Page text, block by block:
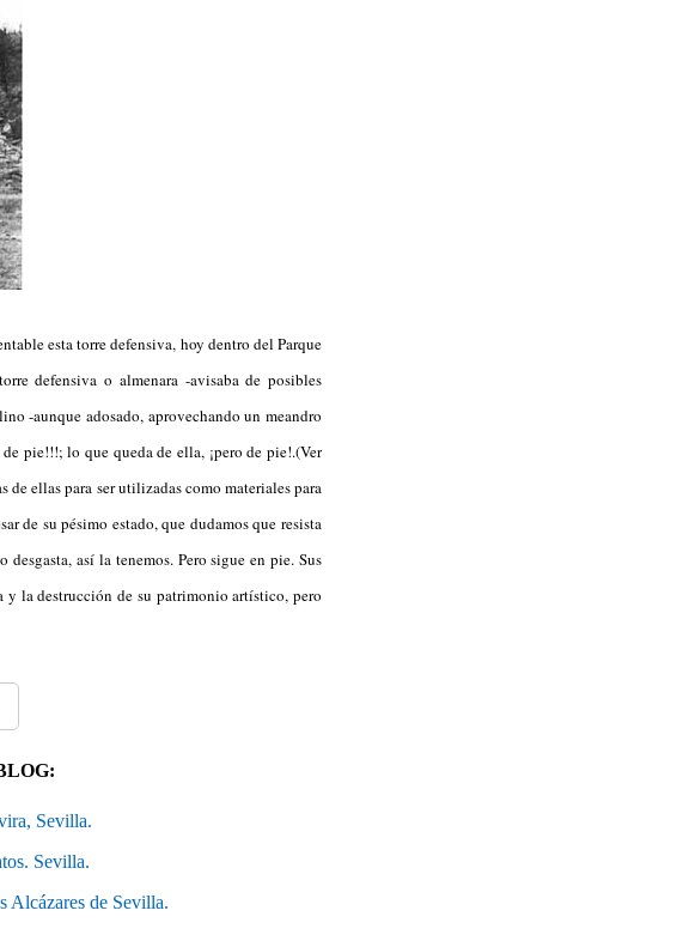
esta torre defensiva, hoy dentro del Parque
defensiva o almenara -avisaba de posibles
-aunque adosado, aprovechando un meandro
pie!!!; lo que queda de ella, ¡pero de pie!.(Ver
de ellas para ser utilizadas como materiales para
de su pésimo estado, que dudamos que resista
así la tenemos. Pero sigue en pie. Sus
la destrucción de su patrimonio artístico, pero
Sevilla.
Sevilla.
Alcázares de Sevilla.